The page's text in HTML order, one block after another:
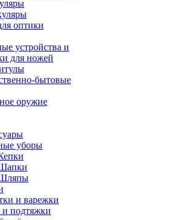
оптики
устройства и
для ножей
бытовые
оружие
уборы
и варежки
подтяжки